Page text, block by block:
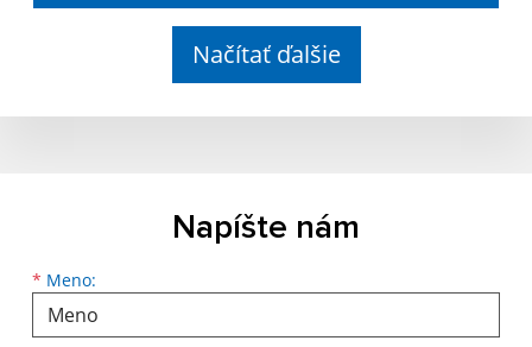
Načítať ďalšie
Napíšte nám
* Meno:
Meno
Priezvisko
E-mailová adresa